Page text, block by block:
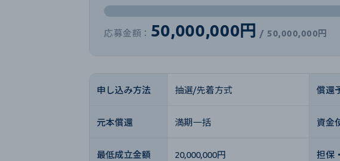
応募金額： 50,000,000円 / 50,000,000円
申し込み方法 抽選/先着方式 償還
元本償還 満期一括 資金
最低成立金額 20,000,000円 担保